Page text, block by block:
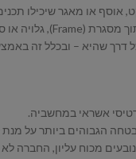
אוסף או מאגר שיכילו